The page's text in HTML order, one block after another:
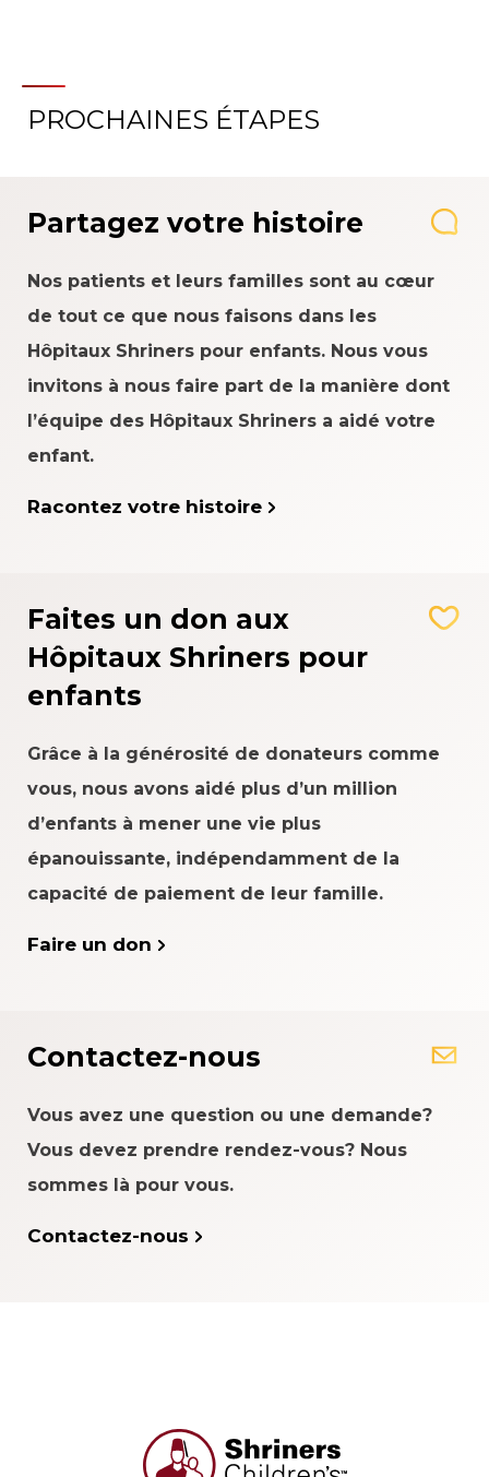
PROCHAINES ÉTAPES
Partagez votre histoire
Nos patients et leurs familles sont au cœur
de tout ce que nous faisons dans les
Hôpitaux Shriners pour enfants. Nous vous
invitons à nous faire part de la manière dont
l’équipe des Hôpitaux Shriners a aidé votre
enfant.
Racontez votre histoire
Faites un don aux
Hôpitaux Shriners pour
enfants
Grâce à la générosité de donateurs comme
vous, nous avons aidé plus d’un million
d’enfants à mener une vie plus
épanouissante, indépendamment de la
capacité de paiement de leur famille.
Faire un don
Contactez-nous
Vous avez une question ou une demande?
Vous devez prendre rendez-vous? Nous
sommes là pour vous.
Contactez-nous